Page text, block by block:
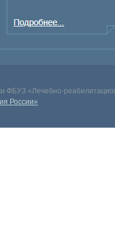
«Лечебно-
России»